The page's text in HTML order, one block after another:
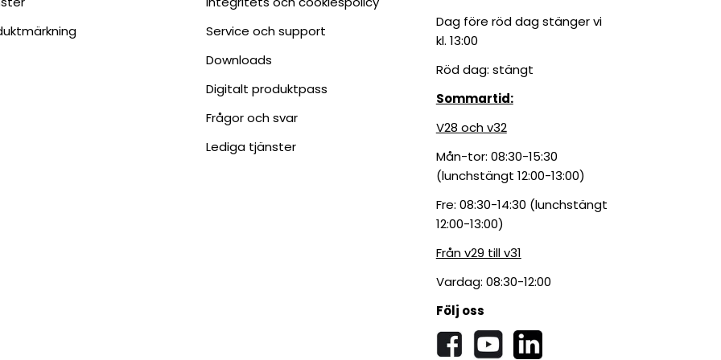
Service och support
Downloads
Digitalt produktpass
Frågor och svar
Lediga tjänster
Dag före röd dag stänger vi
kl. 13:00
Röd dag: stängt
Sommartid:
V28 och v32
Mån-tor: 08:30-15:30
(lunchstängt 12:00-13:00)
Fre: 08:30-14:30 (lunchstängt
12:00-13:00)
Från v29 till v31
Vardag: 08:30-12:00
Följ oss